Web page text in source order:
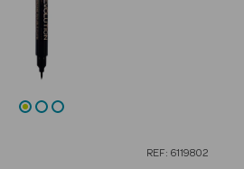
REF: 6119802